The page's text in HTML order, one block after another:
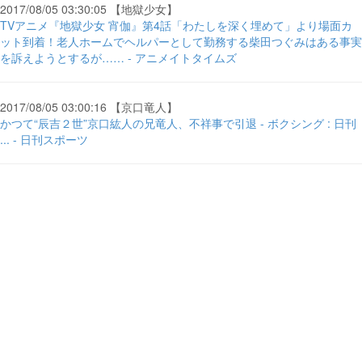
2017/08/05 03:30:05 【地獄少女】
TVアニメ『地獄少女 宵伽』第4話「わたしを深く埋めて」より場面カ
ット到着！老人ホームでヘルパーとして勤務する柴田つぐみはある事実
を訴えようとするが…… - アニメイトタイムズ
2017/08/05 03:00:16 【京口竜人】
かつて“辰吉２世”京口紘人の兄竜人、不祥事で引退 - ボクシング : 日刊
... - 日刊スポーツ